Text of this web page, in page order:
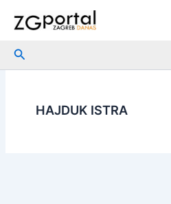
Search
HAJDUK ISTRA